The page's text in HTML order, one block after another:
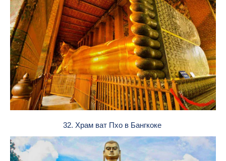
32. Храм ват Пхо в Бангкоке